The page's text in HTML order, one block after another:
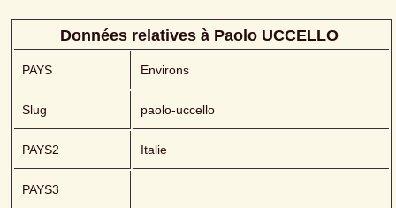
Données relatives à Paolo UCCELLO
PAYS Environs
Slug paolo-uccello
PAYS2 Italie
PAYS3